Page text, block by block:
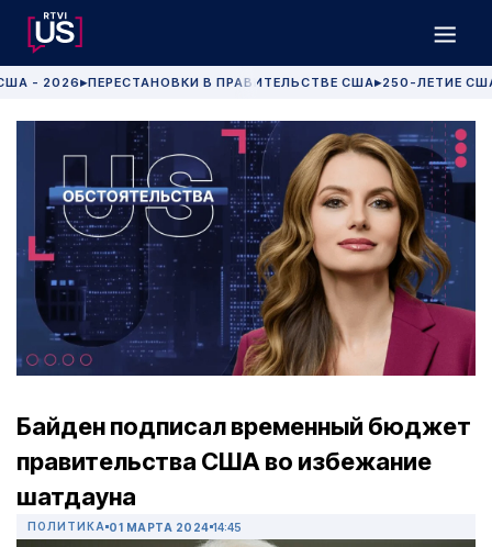
- 2026 ▶ПЕРЕСТАНОВКИ В ПРАВИТЕЛЬСТВЕ США▶250-ЛЕТИЕ
Байден подписал временный бюджет
правительства США во избежание
шатдауна
ПОЛИТИКА 01 МАРТА 2024 14:45